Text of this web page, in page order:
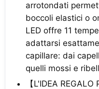
arrotondati
boccoli elastici o
LED offre 11
adattarsi
capillare: dai
quelli mossi e
【L'IDEA